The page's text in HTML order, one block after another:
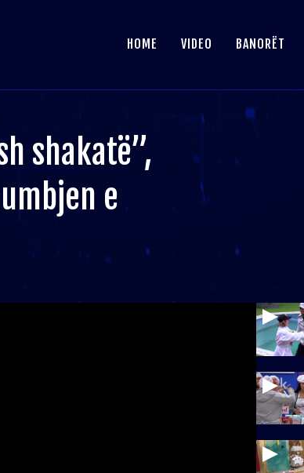
HOME VIDEO BANORËT
shakatë”,
e